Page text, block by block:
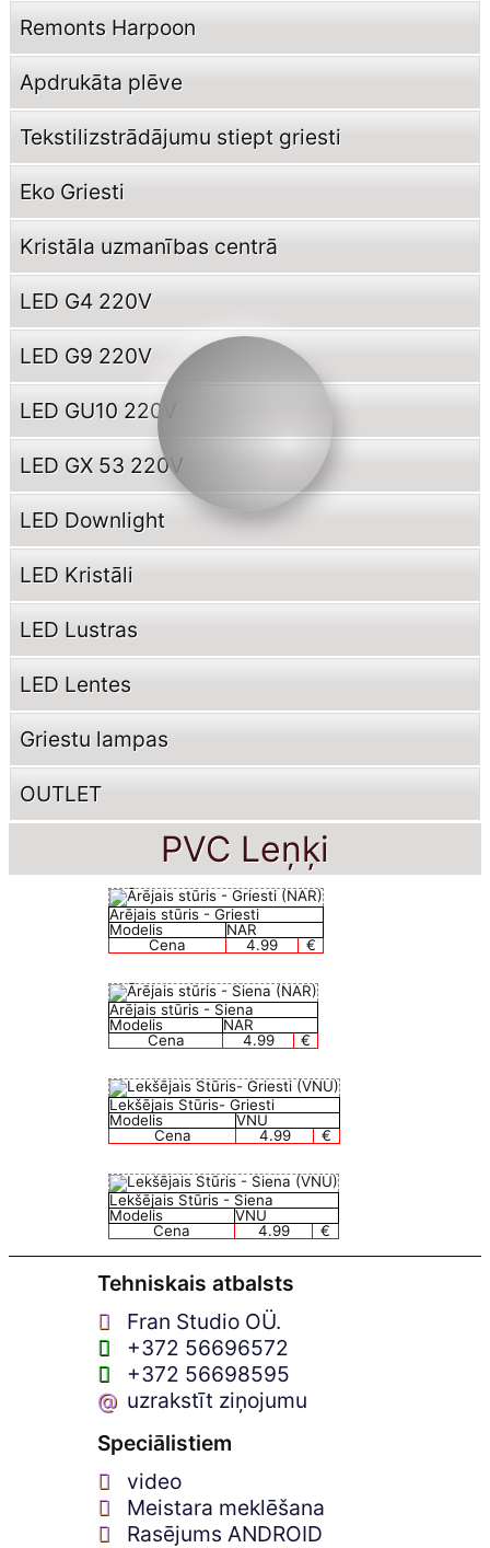
Remonts Harpoon
Apdrukāta plēve
Tekstilizstrādājumu stiept griesti
Eko Griesti
Kristāla uzmanības centrā
LED G4 220V
LED G9 220V
LED GU10 220V
LED GX 53 220V
LED Downlight
LED Kristāli
LED Lustras
LED Lentes
Griestu lampas
OUTLET
PVC Leņķi
Ārējais stūris - Griesti
Modelis
NAR
Cena
4.99 €
Ārējais stūris - Siena
Modelis
NAR
Cena
4.99 €
Lekšējais Stūris- Griesti
Modelis
VNU
Cena
4.99 €
Lekšējais Stūris - Siena
Modelis
VNU
Cena
4.99 €
Tehniskais atbalsts
Fran Studio OÜ.
+372 56696572
+372 56698595
@ uzrakstīt ziņojumu
Speciālistiem
video
Meistara meklēšana
Rasējums ANDROID